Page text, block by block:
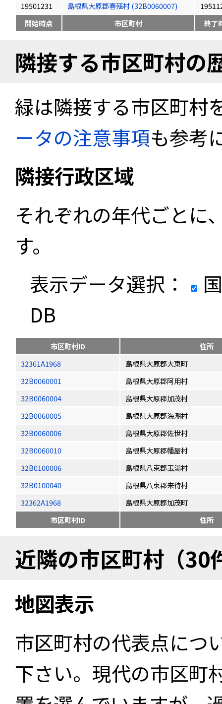
19501231
島根県大原郡春殖村 (32B0060007)
開始時点
市区町村 終了
隣接する市区町村の
緑は隣接する市区町村
ータの注意事項も参考
隣接行政区域
それぞれの年代ごとに
す。
表示データ選択：
DB
市区町村ID
住所
32361A1968
島根県大原郡大東町
32B0060001
島根県大原郡阿用村
32B0060004
島根県大原郡加茂村
32B0060005
島根県大原郡海潮村
32B0060006
島根県大原郡佐世村
32B0060010
島根県大原郡幡屋村
32B0100006
島根県八束郡玉湯村
32B0100040
島根県八束郡来待村
32362A1968
島根県大原郡加茂町
市区町村ID
住所
近隣の市区町村（30
地図表示
市区町村の代表点につ
下さい。現代の市区町